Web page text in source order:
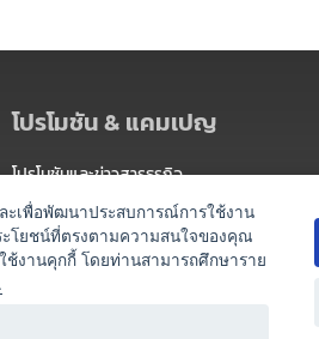
โปรโมชัน & แคมเปญ
โปรโมชันและข่าวสารธุรกิจ
แพ็กเกจ
แคมเปญ
ะเพื่อพัฒนาประสบการณ์การใช้งาน
ะโยชน์ที่ตรงตามความสนใจของคุณ
งานคุกกี้ โดยท่านสามารถศึกษาราย